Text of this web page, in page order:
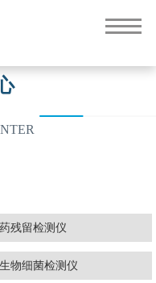
残留检测仪
物细菌检测仪